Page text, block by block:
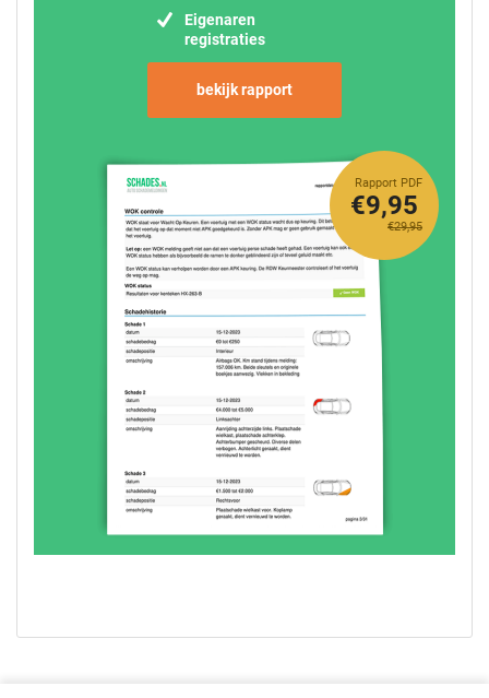
Eigenaren
registraties
bekijk rapport
Rapport PDF
€29,95
€9,95